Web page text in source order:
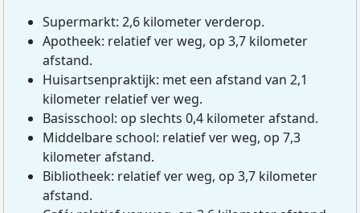
Supermarkt: 2,6 kilometer verderop.
Apotheek: relatief ver weg, op 3,7 kilometer
afstand.
Huisartsenpraktijk: met een afstand van 2,1
kilometer relatief ver weg.
Basisschool: op slechts 0,4 kilometer afstand.
Middelbare school: relatief ver weg, op 7,3
kilometer afstand.
Bibliotheek: relatief ver weg, op 3,7 kilometer
afstand.